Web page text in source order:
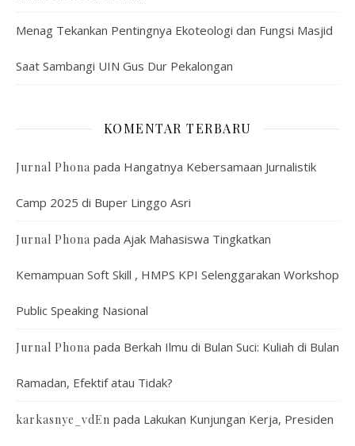
Menag Tekankan Pentingnya Ekoteologi dan Fungsi Masjid
Saat Sambangi UIN Gus Dur Pekalongan
KOMENTAR TERBARU
Jurnal Phona pada Hangatnya Kebersamaan Jurnalistik
Camp 2025 di Buper Linggo Asri
Jurnal Phona pada Ajak Mahasiswa Tingkatkan
Kemampuan Soft Skill , HMPS KPI Selenggarakan Workshop
Public Speaking Nasional
Jurnal Phona pada Berkah Ilmu di Bulan Suci: Kuliah di Bulan
Ramadan, Efektif atau Tidak?
karkasnye_vdEn pada Lakukan Kunjungan Kerja, Presiden